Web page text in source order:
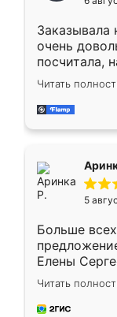
мебели
Заказывала
очень
посчитала,
Замерщик
делу со
за день,
Читать
5
Больше
Елены
короткие
для замера
предложил
Читать